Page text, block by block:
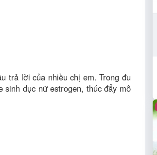
trả lời của nhiều chị em. Trong đu
dục nữ estrogen, thúc đẩy mô